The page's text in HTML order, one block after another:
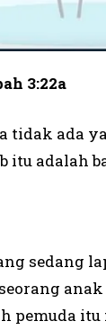
3:22a
tidak ada
itu adalah
sedang
pemuda